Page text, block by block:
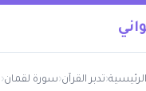
الرئيسية‹تدبر القرآن‹سورة لقمان‹